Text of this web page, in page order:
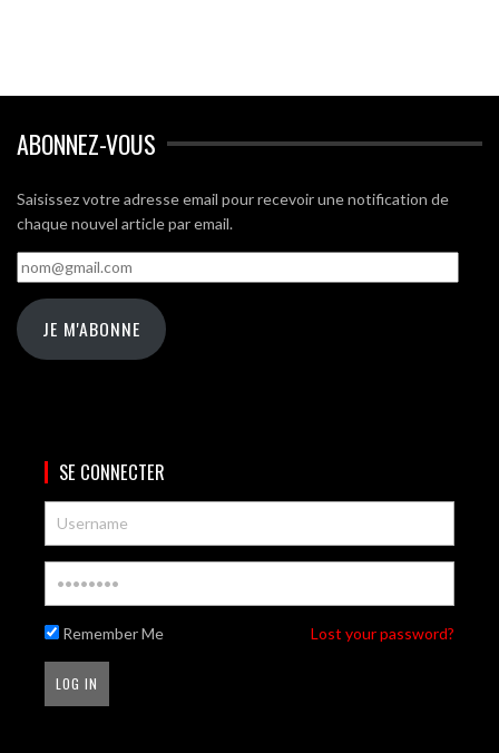
ABONNEZ-VOUS
Saisissez votre adresse email pour recevoir une notification de
chaque nouvel article par email.
nom@gmail.com
JE M'ABONNE
SE CONNECTER
Remember Me Lost your password?